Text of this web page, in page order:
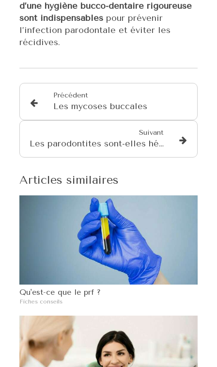
d’une hygiène bucco-dentaire rigoureuse
sont indispensables pour prévenir
l’infection parodontale et éviter les
récidives.
Précédent
Les mycoses buccales
Suivant
Les parodontites sont-elles héréditaires ?
Articles similaires
Qu'est-ce que le prf ?
Fiches conseils